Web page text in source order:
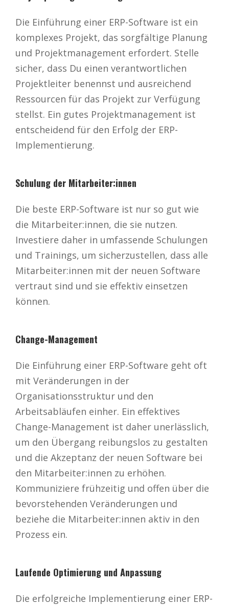
Die Einführung einer ERP-Software ist ein
komplexes Projekt, das sorgfältige Planung
und Projektmanagement erfordert. Stelle
sicher, dass Du einen verantwortlichen
Projektleiter benennst und ausreichend
Ressourcen für das Projekt zur Verfügung
stellst. Ein gutes Projektmanagement ist
entscheidend für den Erfolg der ERP-
Implementierung.
Schulung der Mitarbeiter:innen
Die beste ERP-Software ist nur so gut wie
die Mitarbeiter:innen, die sie nutzen.
Investiere daher in umfassende Schulungen
und Trainings, um sicherzustellen, dass alle
Mitarbeiter:innen mit der neuen Software
vertraut sind und sie effektiv einsetzen
können.
Change-Management
Die Einführung einer ERP-Software geht oft
mit Veränderungen in der
Organisationsstruktur und den
Arbeitsabläufen einher. Ein effektives
Change-Management ist daher unerlässlich,
um den Übergang reibungslos zu gestalten
und die Akzeptanz der neuen Software bei
den Mitarbeiter:innen zu erhöhen.
Kommuniziere frühzeitig und offen über die
bevorstehenden Veränderungen und
beziehe die Mitarbeiter:innen aktiv in den
Prozess ein.
Laufende Optimierung und Anpassung
Die erfolgreiche Implementierung einer ERP-